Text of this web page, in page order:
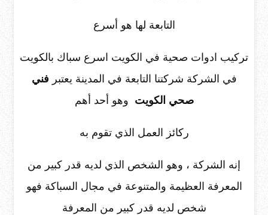
التابعة لها هو أسرع
تركيب ادوات صحية في الكويت اسرع سباك بالكويت
في الشركة شركتنا التابعة في المدينة يعتبر فني
صحي الكويت وهو أحد أهم
ركائز العمل الذي تقوم به
إنه الشركة ، وهو الشخص الذي لديه قدر كبير من
المعرفة العظيمة والمتنوعة في مجال السباكة فهو
شخص لديه قدر كبير من المعرفة